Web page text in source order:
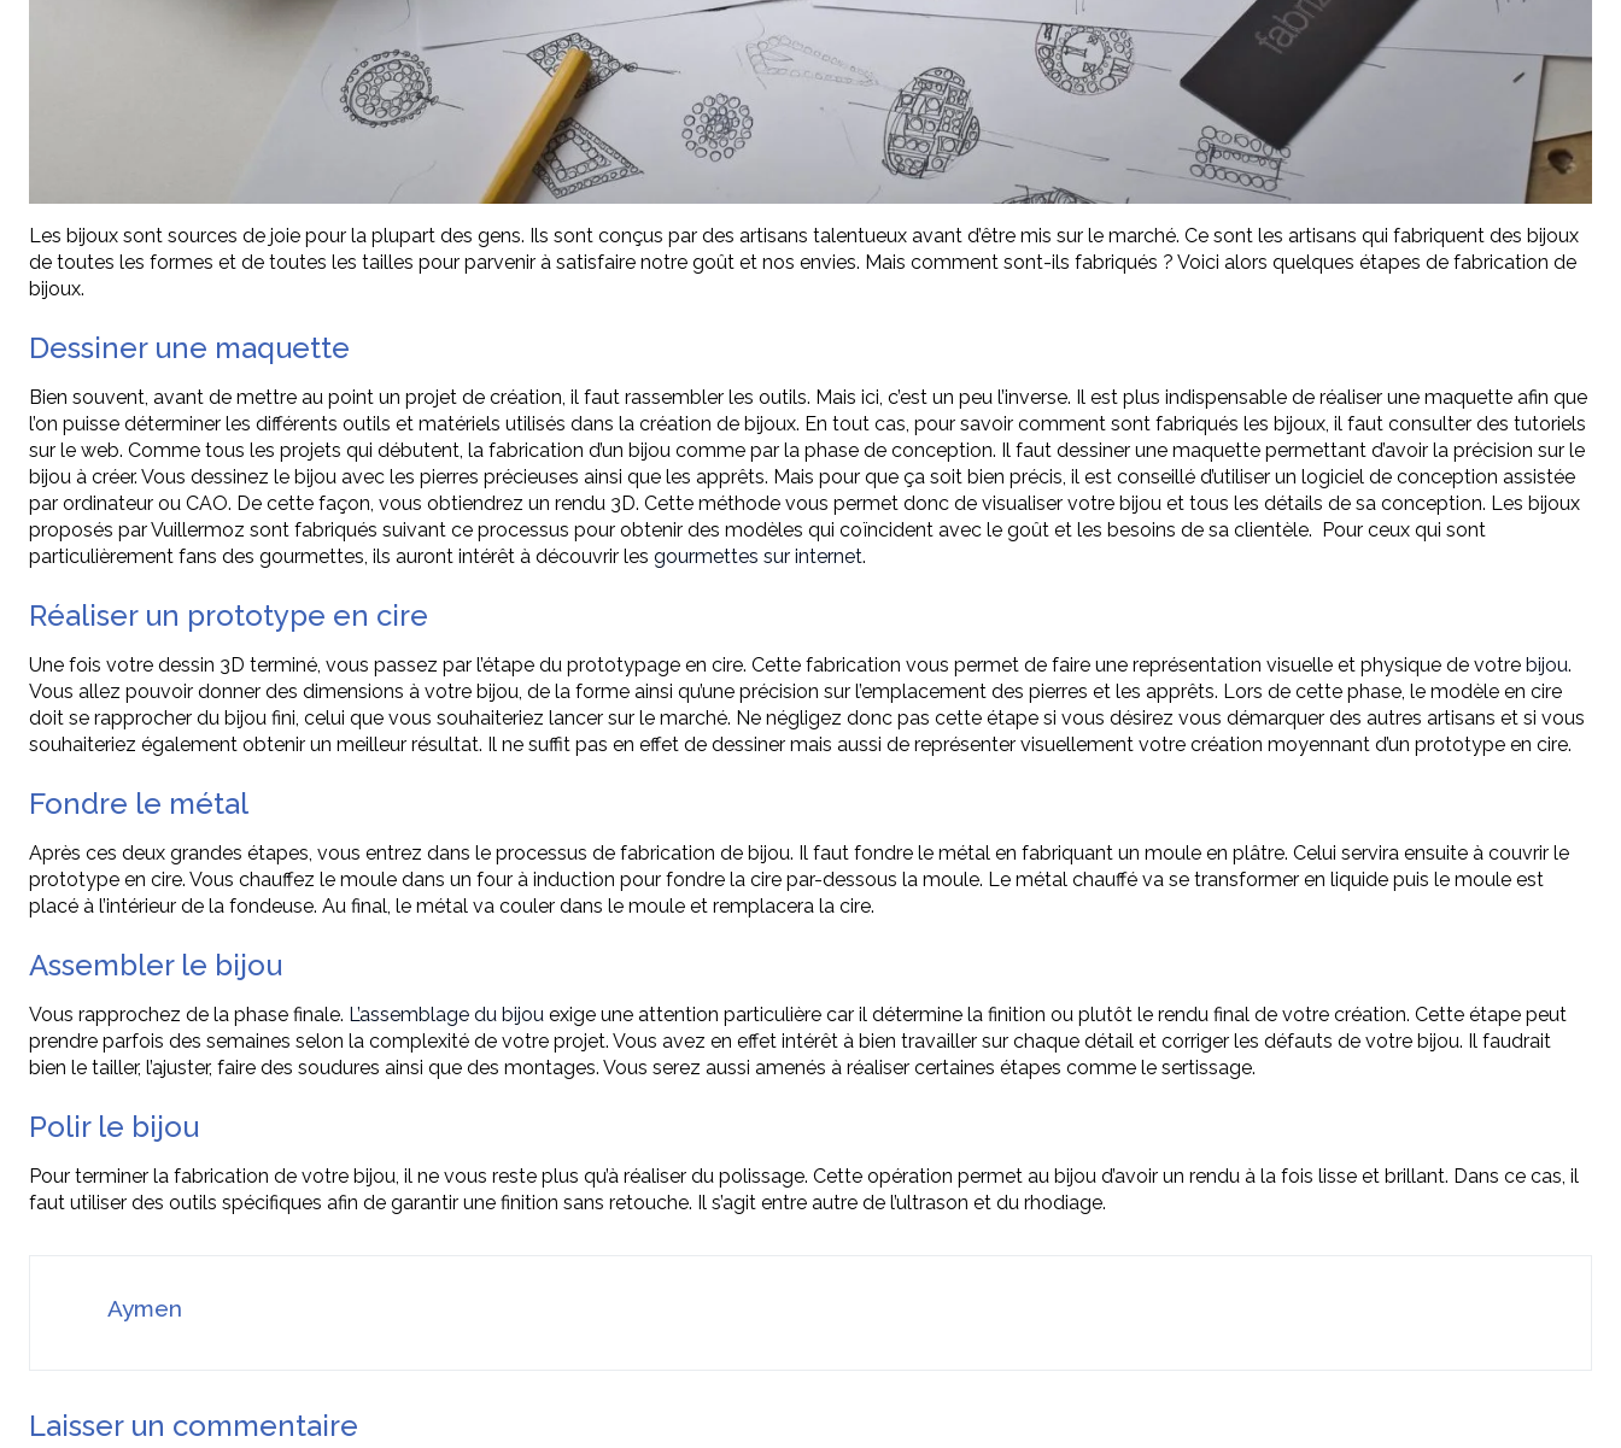
Les bijoux sont sources de joie pour la plupart des gens. Ils sont conçus par des artisans talentueux avant d’être mis sur le marché. Ce sont les artisans qui fabriquent des bijoux
de toutes les formes et de toutes les tailles pour parvenir à satisfaire notre goût et nos envies. Mais comment sont-ils fabriqués ? Voici alors quelques étapes de fabrication de
bijoux.
Dessiner une maquette
Bien souvent, avant de mettre au point un projet de création, il faut rassembler les outils. Mais ici, c’est un peu l’inverse. Il est plus indispensable de réaliser une maquette afin que
l’on puisse déterminer les différents outils et matériels utilisés dans la création de bijoux. En tout cas, pour savoir comment sont fabriqués les bijoux, il faut consulter des tutoriels
sur le web. Comme tous les projets qui débutent, la fabrication d’un bijou comme par la phase de conception. Il faut dessiner une maquette permettant d’avoir la précision sur le
bijou à créer. Vous dessinez le bijou avec les pierres précieuses ainsi que les apprêts. Mais pour que ça soit bien précis, il est conseillé d’utiliser un logiciel de conception assistée
par ordinateur ou CAO. De cette façon, vous obtiendrez un rendu 3D. Cette méthode vous permet donc de visualiser votre bijou et tous les détails de sa conception. Les bijoux
proposés par Vuillermoz sont fabriqués suivant ce processus pour obtenir des modèles qui coïncident avec le goût et les besoins de sa clientèle. Pour ceux qui sont
particulièrement fans des gourmettes, ils auront intérêt à découvrir les gourmettes sur internet.
Réaliser un prototype en cire
Une fois votre dessin 3D terminé, vous passez par l’étape du prototypage en cire. Cette fabrication vous permet de faire une représentation visuelle et physique de votre bijou.
Vous allez pouvoir donner des dimensions à votre bijou, de la forme ainsi qu’une précision sur l’emplacement des pierres et les apprêts. Lors de cette phase, le modèle en cire
doit se rapprocher du bijou fini, celui que vous souhaiteriez lancer sur le marché. Ne négligez donc pas cette étape si vous désirez vous démarquer des autres artisans et si vous
souhaiteriez également obtenir un meilleur résultat. Il ne suffit pas en effet de dessiner mais aussi de représenter visuellement votre création moyennant d’un prototype en cire.
Fondre le métal
Après ces deux grandes étapes, vous entrez dans le processus de fabrication de bijou. Il faut fondre le métal en fabriquant un moule en plâtre. Celui servira ensuite à couvrir le
prototype en cire. Vous chauffez le moule dans un four à induction pour fondre la cire par-dessous la moule. Le métal chauffé va se transformer en liquide puis le moule est
placé à l’intérieur de la fondeuse. Au final, le métal va couler dans le moule et remplacera la cire.
Assembler le bijou
Vous rapprochez de la phase finale. L’assemblage du bijou exige une attention particulière car il détermine la finition ou plutôt le rendu final de votre création. Cette étape peut
prendre parfois des semaines selon la complexité de votre projet. Vous avez en effet intérêt à bien travailler sur chaque détail et corriger les défauts de votre bijou. Il faudrait
bien le tailler, l’ajuster, faire des soudures ainsi que des montages. Vous serez aussi amenés à réaliser certaines étapes comme le sertissage.
Polir le bijou
Pour terminer la fabrication de votre bijou, il ne vous reste plus qu’à réaliser du polissage. Cette opération permet au bijou d’avoir un rendu à la fois lisse et brillant. Dans ce cas, il
faut utiliser des outils spécifiques afin de garantir une finition sans retouche. Il s’agit entre autre de l’ultrason et du rhodiage.
Aymen
Laisser un commentaire